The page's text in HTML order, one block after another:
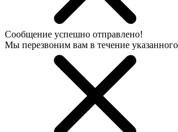
Сообщение успешно отправлено!
Мы перезвоним вам в течение